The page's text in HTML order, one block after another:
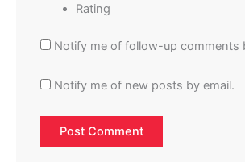
Rating
Notify me of follow-up comments
Notify me of new posts by email.